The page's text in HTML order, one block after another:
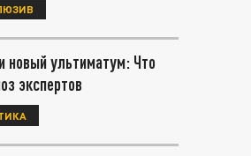
новый ультиматум: Что
экспертов